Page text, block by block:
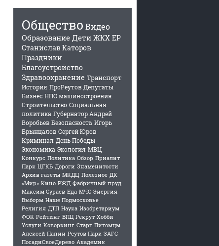
Общество Видео
Образование Дети ЖКХ ЕР
Станислав Каторов
Праздники
Благоустройство
Здравоохранение Транспорт
История ПроРеутов Депутаты
Бизнес НПО машиностроения
Строительство Социальная
политика Губернатор Андрей
Воробьев Безопасность Игорь
Брынцалов Сергей Юров
Криминал День Победы
Экономика Экология МВЦ
Конкурс Политика Обзор Приалит
Парк ЦГКБ Дороги Знаменитости
Архив газеты МКДЦ Полезное ДК
«Мир» Кино РЖД Фабричный пруд
Максим Сураев Еда МЧС Энергия
Выборы Наше Подмосковье
Религия ДТП Наука Изобретариум
ФОК Рейтинг ВПЦ Рекрут Хобби
Услуги Коворкинг Старт Питомцы
Алексей Папин Реутов Парк ЗАГС
ПосадиСвоеДерево Академик